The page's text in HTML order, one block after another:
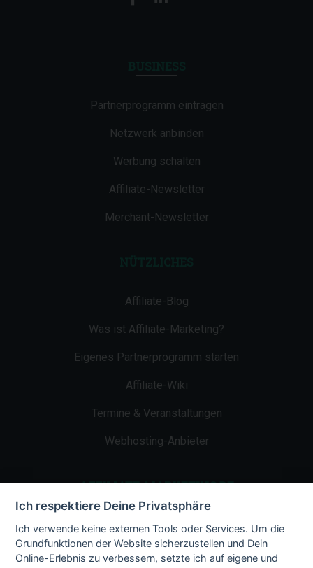
Partnerprogramm eintragen
Netzwerk anbinden
Werbung schalten
Affiliate-Newsletter
Merchant-Newsletter
Affiliate-Blog
Was ist Affiliate-Marketing?
Eigenes Partnerprogramm starten
Affiliate-Wiki
Termine & Veranstaltungen
Webhosting-Anbieter
AFFILIATE-MARKETING.DE
Impressum
Kontakt
Ich respektiere Deine Privatsphäre
Ich verwende keine externen Tools oder Services. Um die
Grundfunktionen der Website sicherzustellen und Dein
Online-Erlebnis zu verbessern, setzte ich auf eigene und